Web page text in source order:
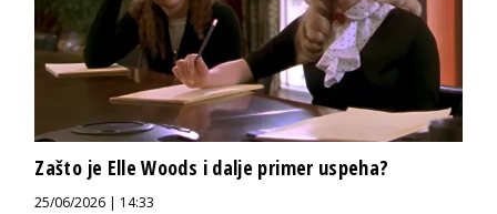
Zašto je Elle Woods i dalje primer uspeha?
25/06/2026 | 14:33